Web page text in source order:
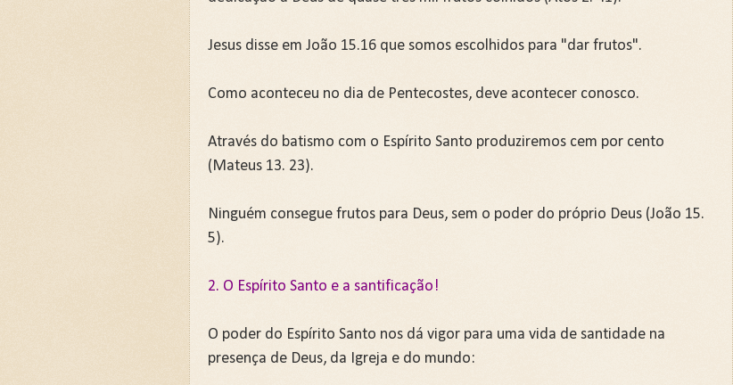
Jesus disse em João 15.16 que somos escolhidos para "dar frutos".
Como aconteceu no dia de Pentecostes, deve acontecer conosco.
Através do batismo com o Espírito Santo produziremos cem por cento
(Mateus 13. 23).
Ninguém consegue frutos para Deus, sem o poder do próprio Deus (João 15.
5).
2. O Espírito Santo e a santificação!
O poder do Espírito Santo nos dá vigor para uma vida de santidade na
presença de Deus, da Igreja e do mundo: